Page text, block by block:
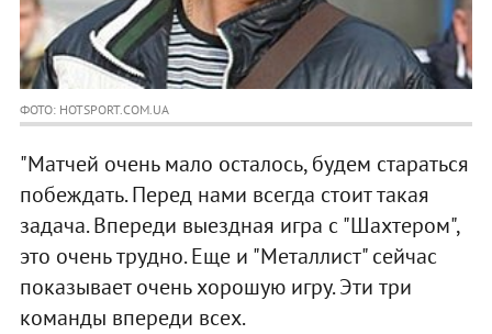
ФОТО: HOTSPORT.COM.UA
"Матчей очень мало осталось, будем стараться
побеждать. Перед нами всегда стоит такая
задача. Впереди выездная игра с "Шахтером",
это очень трудно. Еще и "Металлист" сейчас
показывает очень хорошую игру. Эти три
команды впереди всех.